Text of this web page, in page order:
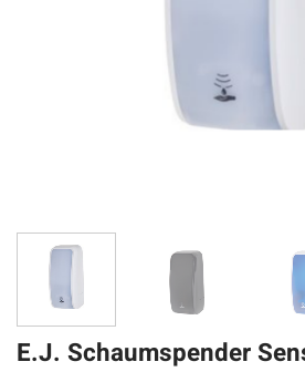
E.J. Schaumspender